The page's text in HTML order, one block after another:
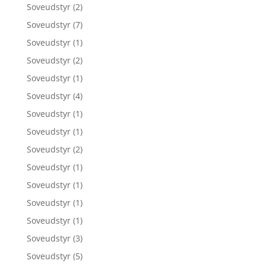
Soveudstyr (2)
Soveudstyr (7)
Soveudstyr (1)
Soveudstyr (2)
Soveudstyr (1)
Soveudstyr (4)
Soveudstyr (1)
Soveudstyr (1)
Soveudstyr (2)
Soveudstyr (1)
Soveudstyr (1)
Soveudstyr (1)
Soveudstyr (1)
Soveudstyr (3)
Soveudstyr (5)